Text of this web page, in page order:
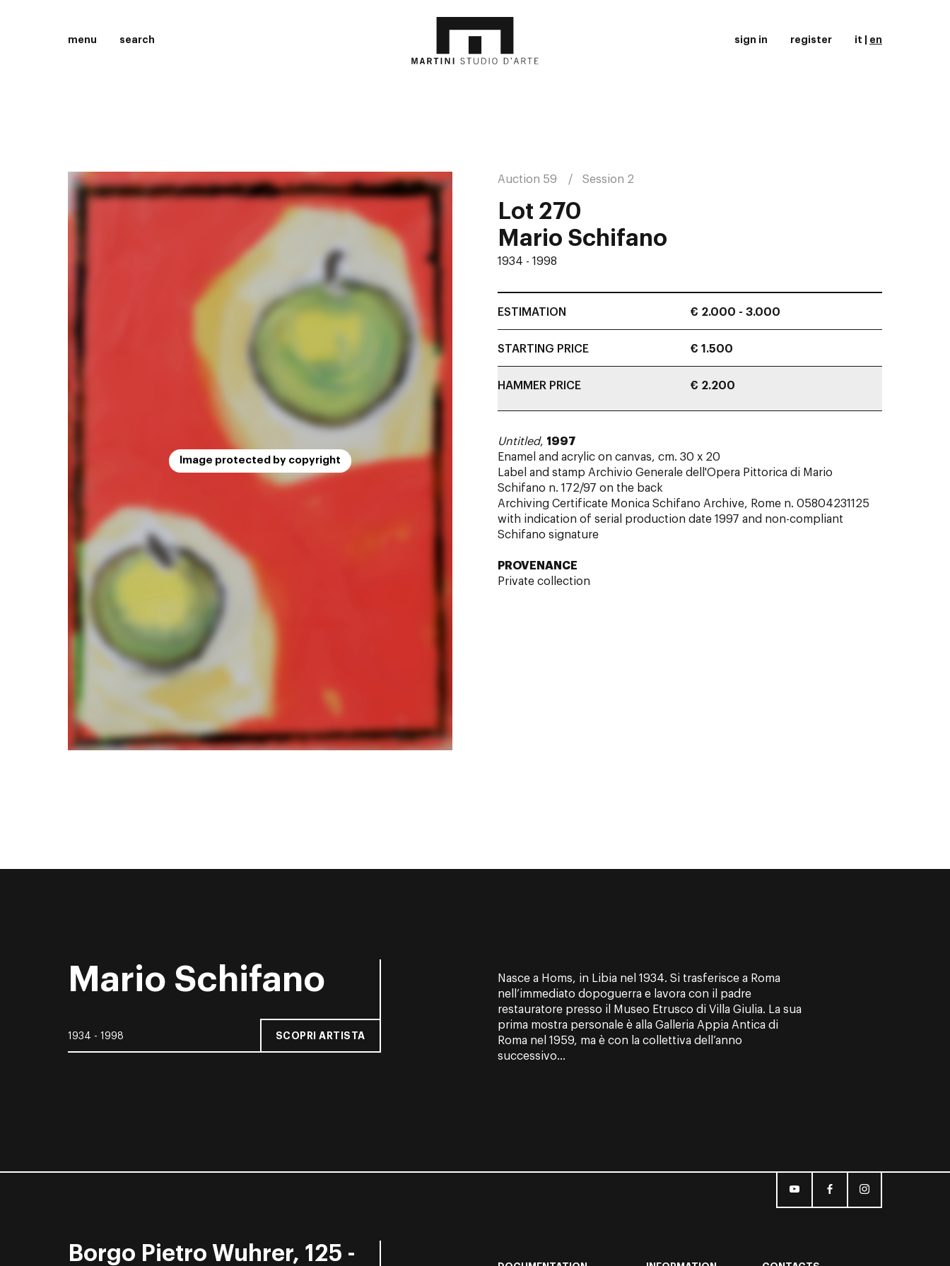
menu search sign in register it en
Image protected by copyright
Auction 59 Session 2
Lot 270
Mario Schifano
1934 - 1998
ESTIMATION € 2.000 - 3.000
STARTING PRICE € 1.500
HAMMER PRICE € 2.200
Untitled, 1997
Enamel and acrylic on canvas, cm. 30 x 20
Label and stamp Archivio Generale dell'Opera Pittorica di Mario
Schifano n. 172/97 on the back
Archiving Certificate Monica Schifano Archive, Rome n. 05804231125
with indication of serial production date 1997 and non-compliant
Schifano signature
PROVENANCE
Private collection
Mario Schifano
1934 - 1998 SCOPRI ARTISTA
Nasce a Homs, in Libia nel 1934. Si trasferisce a Roma
nell’immediato dopoguerra e lavora con il padre
restauratore presso il Museo Etrusco di Villa Giulia. La sua
prima mostra personale è alla Galleria Appia Antica di
Roma nel 1959, ma è con la collettiva dell’anno
successivo...
Borgo Pietro Wuhrer, 125 -